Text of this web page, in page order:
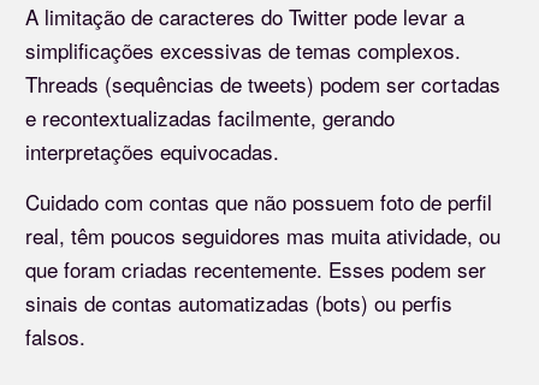
A limitação de caracteres do Twitter pode levar a
simplificações excessivas de temas complexos.
Threads (sequências de tweets) podem ser cortadas
e recontextualizadas facilmente, gerando
interpretações equivocadas.
Cuidado com contas que não possuem foto de perfil
real, têm poucos seguidores mas muita atividade, ou
que foram criadas recentemente. Esses podem ser
sinais de contas automatizadas (bots) ou perfis
falsos.